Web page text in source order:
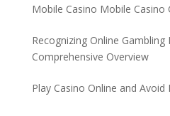
Mobile Casino Mobile
Recognizing Online Gambling
Comprehensive Overview
Play Casino Online and Avoid